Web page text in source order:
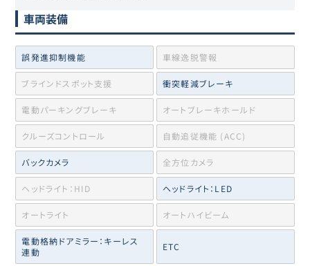
車両装備
誤発進抑制機能 車線逸脱警報
ブラインドスポット支援 衝突軽減ブレーキ
電動パーキングブレーキ オートブレーキホールド
クルーズコントロール 自動追従機能 (ACC)
バックカメラ 全方位カメラ
ヘッドライト：HID ヘッドライト：LED
オートライト オートハイビーム
電動格納ドアミラー：キーレス
連動
ETC